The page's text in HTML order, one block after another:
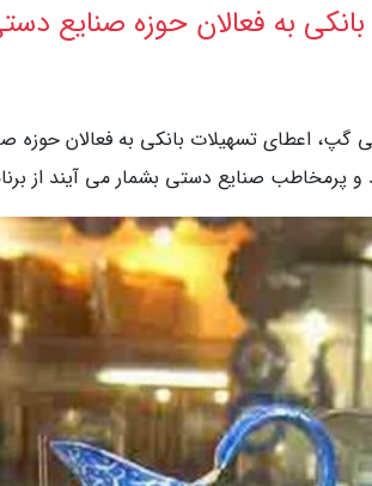
به فعالان حوزه صنایع
گپ، اعطای تسهیلات بانکی به فعالان
و پرمخاطب صنایع دستی بشمار می آیند از